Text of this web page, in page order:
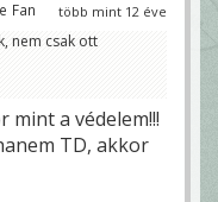
több mint 12 éve
Fan
nem csak ott
mint a védelem!!!
TD, akkor